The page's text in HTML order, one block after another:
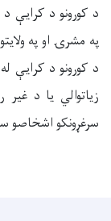
د کورونو د کرایې
په مشرۍ او په
د کورونو د کرایې
زیاتوالي یا د
سرغړونکو